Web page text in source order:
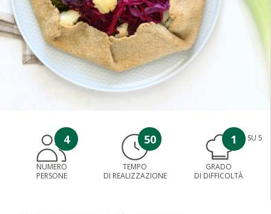
4
NUMERO
PERSONE
50
TEMPO
DI REALIZZAZIONE
1 SU 5
GRADO
DI DIFFICOLTÀ